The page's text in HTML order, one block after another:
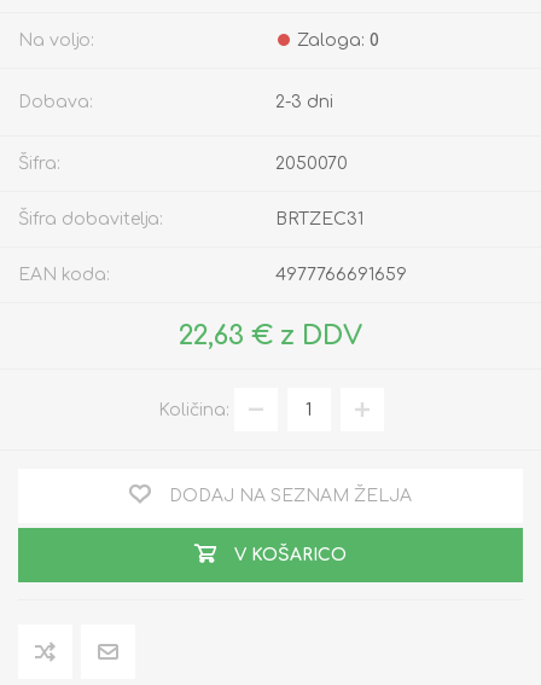
Na voljo: Zaloga: 0
Dobava: 2-3 dni
Šifra: 2050070
Šifra dobavitelja: BRTZEC31
EAN koda: 4977766691659
22,63 € z DDV
Količina:
DODAJ NA SEZNAM ŽELJA
V KOŠARICO